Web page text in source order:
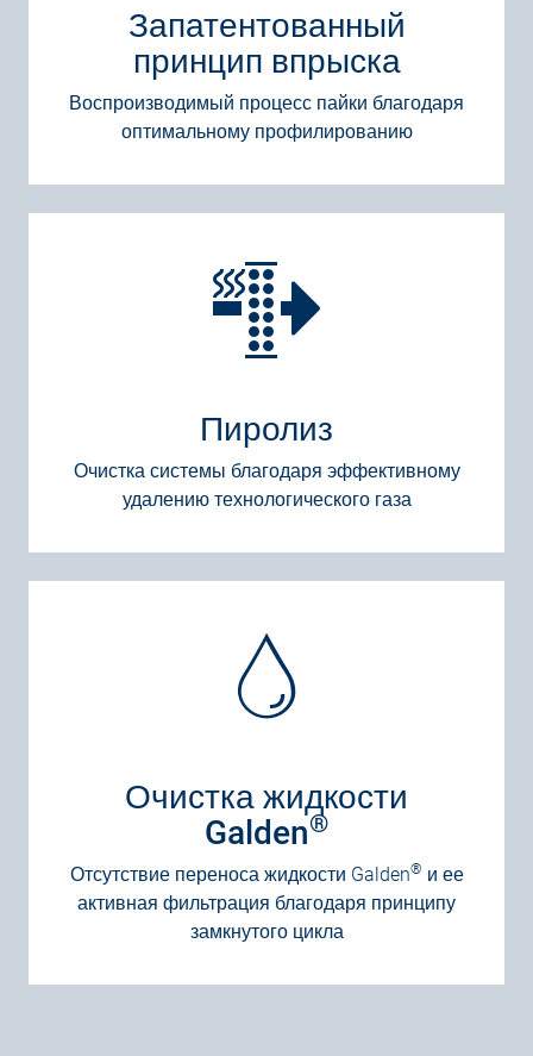
Запатентованный
принцип впрыска
Воспроизводимый процесс пайки благодаря
оптимальному профилированию
Пиролиз
Очистка системы благодаря эффективному
удалению технологического газа
Очистка жидкости
Galden®
Отсутствие переноса жидкости Galden® и ее
активная фильтрация благодаря принципу
замкнутого цикла